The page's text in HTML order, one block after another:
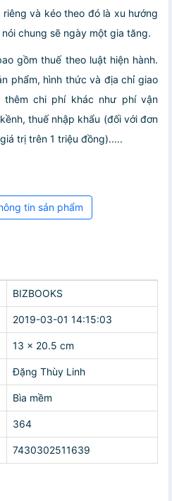
và kéo theo đó là xu hướng
chung sẽ ngày một gia tăng.
gồm thuế theo luật hiện hành.
phẩm, hình thức và địa chỉ giao
chi phí khác như phí vận
thuế nhập khẩu (đối với đơn
trị trên 1 triệu đồng).....
tin sản phẩm
BIZBOOKS
2019-03-01 14:15:03
13 x 20.5 cm
Đặng Thùy Linh
Bìa mềm
364
7430302511639